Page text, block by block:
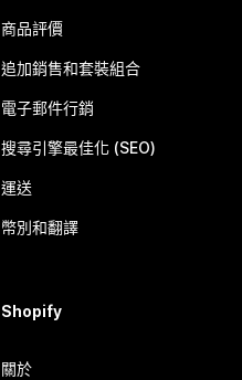
商品評價
追加銷售和套裝組合
電子郵件行銷
搜尋引擎最佳化 (SEO)
運送
幣別和翻譯
Shopify
關於